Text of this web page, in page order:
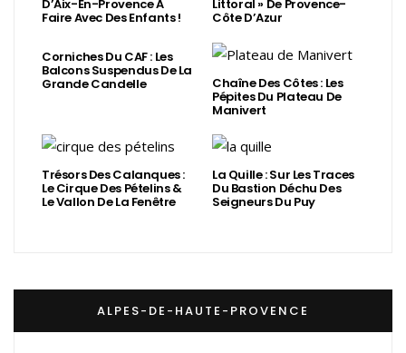
D’Aix-En-Provence À
Faire Avec Des Enfants !
Littoral » De Provence-
Côte D’Azur
Corniches Du CAF : Les
Balcons Suspendus De La
Grande Candelle Chaîne Des Côtes : Les
Pépites Du Plateau De
Manivert
Trésors Des Calanques :
Le Cirque Des Pételins &
Le Vallon De La Fenêtre
La Quille : Sur Les Traces
Du Bastion Déchu Des
Seigneurs Du Puy
ALPES-DE-HAUTE-PROVENCE